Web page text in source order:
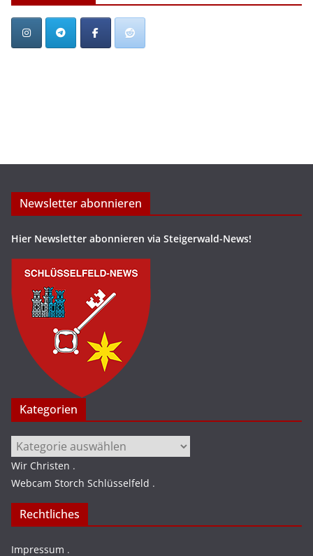
Newsletter abonnieren
Hier Newsletter abonnieren via Steigerwald-News!
Kategorien
Kategorien
Wir Christen .
Webcam Storch Schlüsselfeld .
Rechtliches
Impressum .